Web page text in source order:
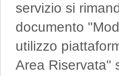
servizio si
documento
utilizzo
Area Riservata"